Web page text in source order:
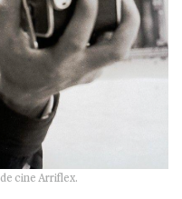
cine Arriflex.